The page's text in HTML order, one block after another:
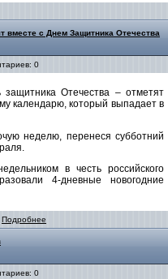
вместе с Днем Защитника Отечества
0
защитника Отечества – отметят
календарю, который выпадает в
неделю, перенеся субботний
в честь российского
4-дневные новогодние
Подробнее
0